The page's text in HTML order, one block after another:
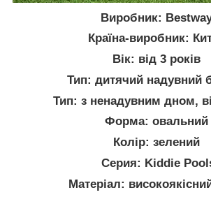
Виробник:
Країна-виробник:
Вік: від 3 років
Тип: дитячий надувний
Тип: з ненадувним дном,
Форма: овальний
Колір: зелений
Серия: Kiddie
Матеріал: